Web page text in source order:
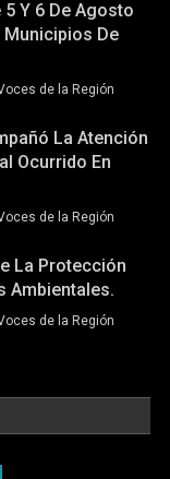
Y 6 De Agosto
Municipios De
de la Región
La Atención
Ocurrido En
de la Región
La Protección
Ambientales.
de la Región